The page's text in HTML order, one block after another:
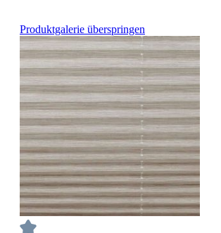
Produktgalerie überspringen